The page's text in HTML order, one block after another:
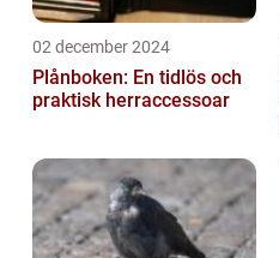
02 december 2024
Plånboken: En tidlös och
praktisk herraccessoar